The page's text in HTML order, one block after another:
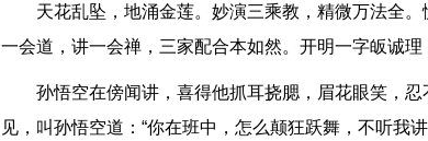
天花乱坠，地涌金莲。妙演三乘教，精微万法全
一会道，讲一会禅，三家配合本如然。开明一字皈
孙悟空在傍闻讲，喜得他抓耳挠腮，眉花眼笑，
见，叫孙悟空道：“你在班中，怎么颠狂跃舞，不听我